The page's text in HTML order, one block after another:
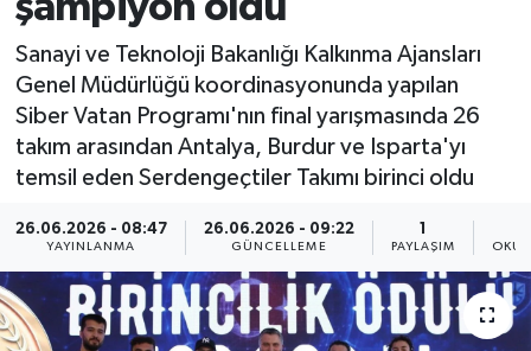
Sanayi ve Teknoloji Bakanlığı Kalkınma Ajansları
Genel Müdürlüğü koordinasyonunda yapılan
Siber Vatan Programı'nın final yarışmasında 26
takım arasından Antalya, Burdur ve Isparta'yı
temsil eden Serdengeçtiler Takımı birinci oldu
26.06.2026 - 08:47
YAYINLANMA
26.06.2026 - 09:22
GÜNCELLEME
1
PAYLAŞIM
EKONOMİ
KÜLTÜR - SANAT
SPOR
SAĞLIK
DÜNYA
Süper Lig Puan Durumu ve Fikstür
Tüm Manşetler
Son Dakika Haberleri